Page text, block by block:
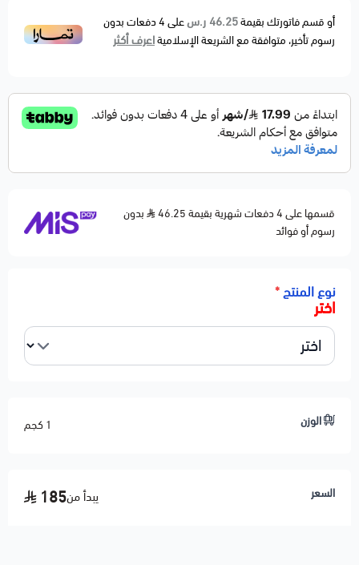
أو قسم فاتورتك بقيمة46.25 ر.س على4دفعات بدون
رسوم تأخير، متوافقة مع الشريعة الإسلاميةاعرف أكثر
قسمها على 4 دفعات شهرية بقيمة 46.25
بدون
رسوم أو فوائد
نوع المنتج*
اختر
الوزن 1 كجم
السعر يبدأ من185